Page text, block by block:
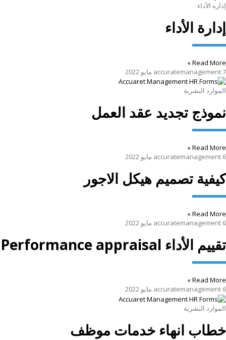
إداره الأداء
إدارة الأداء
Read More »
accuratemanagement 7 مايو 2022
الموارد البشرية
نموذج تجديد عقد العمل
Read More »
accuratemanagement 6 مايو 2022
كيفية تصميم هيكل الاجور
Read More »
accuratemanagement 6 مايو 2022
تقييم الأداء Performance appraisal
Read More »
accuratemanagement 6 مايو 2022
الموارد البشرية
خطاب انهاء خدمات موظف